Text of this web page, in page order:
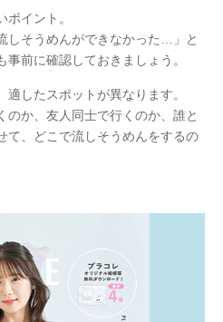
イント。
しそうめんができなかった…」と
前に確認しておきましょう。
したスポットが異なります。
のか、友人同士で行くのか、誰と
て、どこで流しそうめんをするの